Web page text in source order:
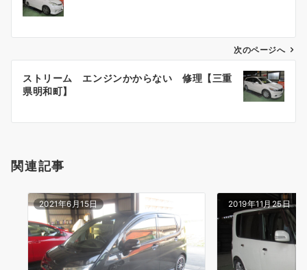
ビ
ン
次のページへ
ストリーム エンジンかからない 修理【三重
県明和町】
関連記事
2021年6月15日 2019年11月25日